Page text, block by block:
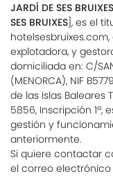
JARDÍ DE SES
SES BRUIXES ], es el
explotadora, y
domiciliada en: C/
(MENORCA), NIF
de las Islas Baleares
5856, Inscripción 1ª,
gestión y
anteriormente.
Si quiere contactar
el correo electrónico